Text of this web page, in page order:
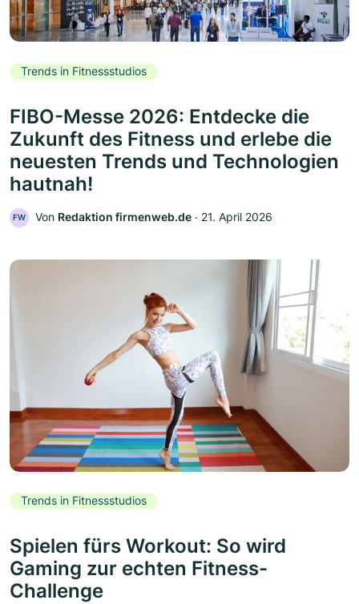
Trends in Fitnessstudios
FIBO-Messe 2026: Entdecke die
Zukunft des Fitness und erlebe die
neuesten Trends und Technologien
hautnah!
FW Von Redaktion firmenweb.de ‧ 21. April 2026
Trends in Fitnessstudios
Spielen fürs Workout: So wird
Gaming zur echten Fitness-
Challenge